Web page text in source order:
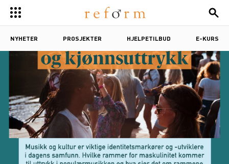
NYHETER PROSJEKTER HJELPETILBUD E-KURS